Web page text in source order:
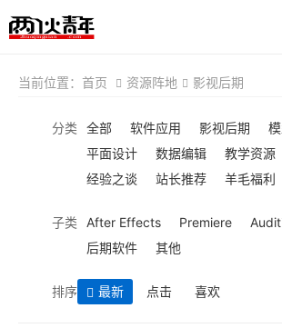
当前位置： 首页 资源阵地 影视后期
分类 全部 软件应用 影视后期
平面设计
数据编辑 教学资源
经验之谈
站长推荐 羊毛福利
子类 After Effects Premiere
后期软件
其他
排序 最新 点击 喜欢